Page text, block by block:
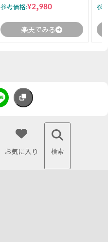
参考価格:¥2,980
楽天でみる
参
お気に入り 検索